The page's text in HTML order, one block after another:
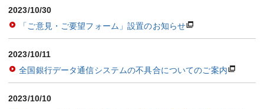
2023/10/30
「ご意見・ご要望フォーム」設置のお知らせ
2023/10/11
全国銀行データ通信システムの不具合についてのご案内
2023/10/10